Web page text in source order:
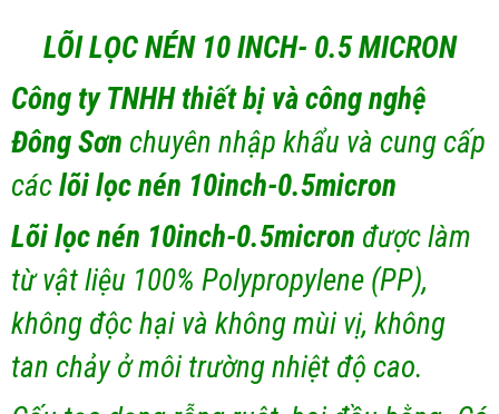
LÕI LỌC NÉN 10 INCH- 0.5 MICRON
Công ty TNHH thiết bị và công nghệ
Đông Sơn chuyên nhập khẩu và cung cấp
cáclõi lọc nén 10inch-0.5micron
Lõi lọc nén 10inch-0.5micron được làm
từ vật liệu 100% Polypropylene (PP),
không độc hại và không mùi vị, không
tan chảy ở môi trường nhiệt độ cao.